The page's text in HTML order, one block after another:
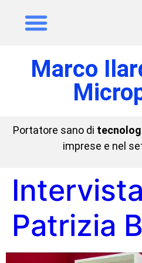
Marco
Portatore sano di
imprese e nel
Patrizia